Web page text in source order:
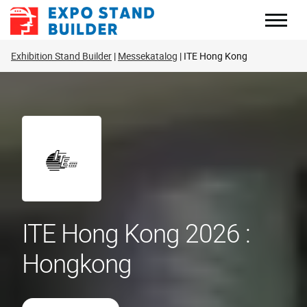
Zum
Inhalt
Exhibition Stand Builder Messekatalog ITE Hong Kong
ITE Hong Kong 2026 :
Hongkong